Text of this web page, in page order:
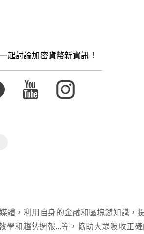
起討論加密貨幣新資訊！
體，利用自身的金融和區塊鏈知識，
學和趨勢週報...等，協助大眾吸收正確